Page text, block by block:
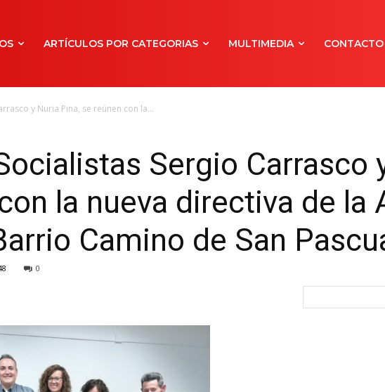
ARTÍCULOS POR CATEGORIAS MULTIMEDIA CONTACTO
y Nuria Pina, se reúnen con la...
Sergio Carrasco
la nueva directiva de la
Camino de San
0